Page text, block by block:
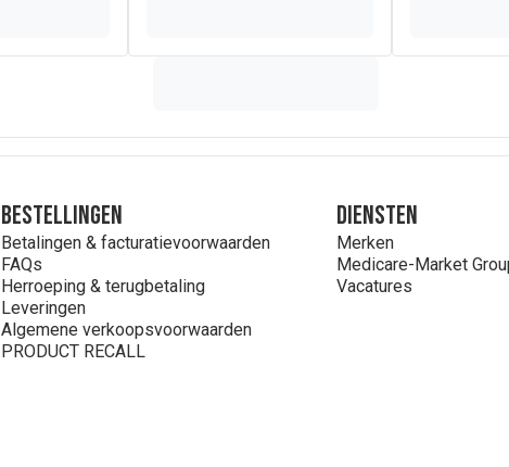
Bestellingen
Betalingen & facturatievoorwaarden
FAQs
Herroeping & terugbetaling
Leveringen
Algemene verkoopsvoorwaarden
PRODUCT RECALL
Diensten
Merken
Medicare-Market
Vacatures